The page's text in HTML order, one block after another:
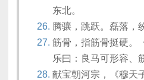
东北。
腾骧，跳跃。磊落，
筋骨，指筋骨挺硬。
乐曰：良马可形容、
献宝朝河宗，《穆天